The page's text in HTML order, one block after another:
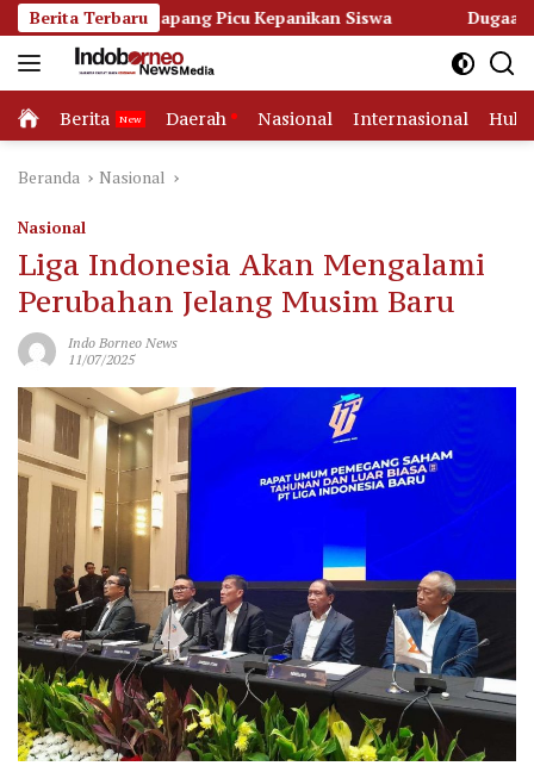
Langsung
ke
konten
Berita Terbaru
Picu Kepanikan Siswa Dugaan Korupsi Dana
Home
Berita Daerah Nasional Internasional
Beranda Nasional
Nasional
Liga Indonesia Akan Mengalami
Perubahan Jelang Musim Baru
Indo Borneo News
11/07/2025